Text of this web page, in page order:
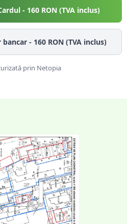
- 160RON (TVA inclus)
- 160RON (TVA inclus)
prin Netopia